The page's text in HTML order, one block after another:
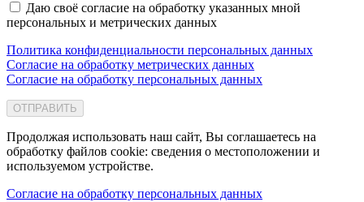
Даю своё согласие на обработку указанных мной
персональных и метрических данных
Политика конфиденциальности персональных данных
Согласие на обработку метрических данных
Согласие на обработку персональных данных
ОТПРАВИТЬ
Продолжая использовать наш сайт, Вы соглашаетесь на
обработку файлов cookie: сведения о местоположении и
используемом устройстве.
Согласие на обработку персональных данных